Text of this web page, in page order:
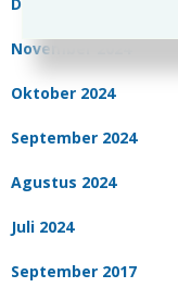
November 2024
Oktober 2024
September 2024
Agustus 2024
Juli 2024
September 2017